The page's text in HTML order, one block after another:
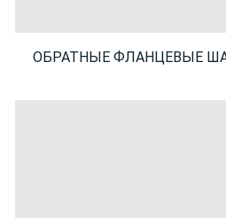
ОБРАТНЫЕ ФЛАНЦЕВЫЕ